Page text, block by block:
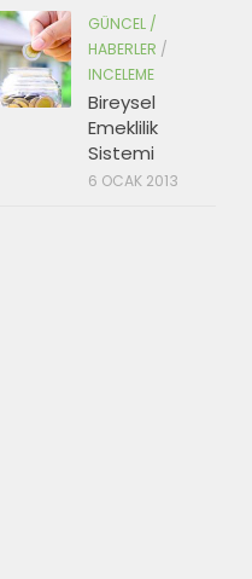
GÜNCEL /
HABERLER /
INCELEME
Bireysel
Emeklilik
Sistemi
6 OCAK 2013